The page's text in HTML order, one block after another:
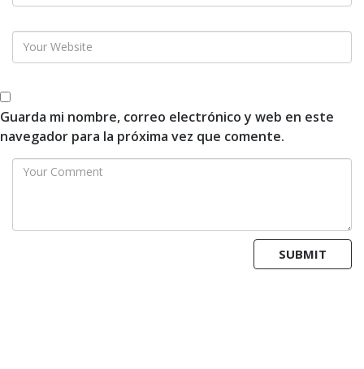
Guarda mi nombre, correo electrónico y web en este
navegador para la próxima vez que comente.